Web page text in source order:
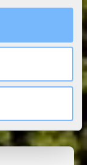
sur
pouvez
ou
de l’accès
à tout